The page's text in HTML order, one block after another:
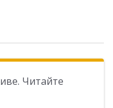
Читайте